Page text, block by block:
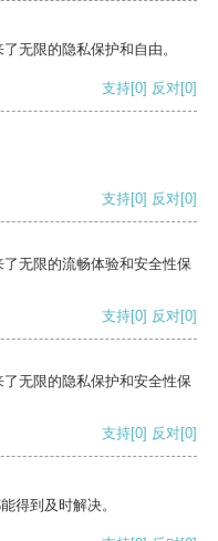
无限的隐私保护和自由。
支持[0] 反对[0]
支持[0] 反对[0]
无限的流畅体验和安全性保
支持[0] 反对[0]
无限的隐私保护和安全性保
支持[0] 反对[0]
得到及时解决。